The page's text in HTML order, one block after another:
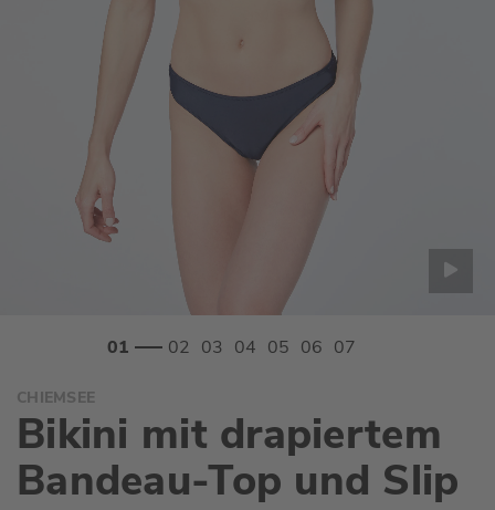
Anfang
der
Bildgalerie
springen
CHIEMSEE
Bikini mit drapiertem
Bandeau-Top und Slip